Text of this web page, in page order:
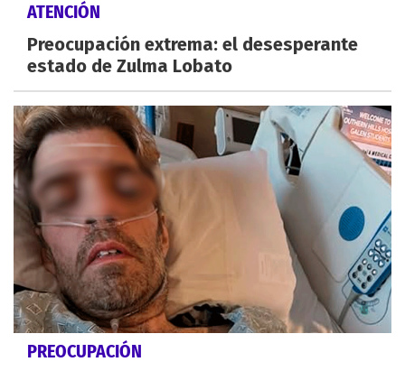
ATENCIÓN
Preocupación extrema: el desesperante
estado de Zulma Lobato
PREOCUPACIÓN